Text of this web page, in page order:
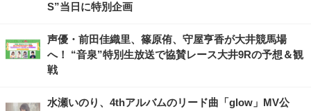
S”当日に特別企画
声優・前田佳織里、篠原侑、守屋亨香が大井競馬場
へ！ “音泉”特別生放送で協賛レース大井9Rの予想＆観
戦
水瀬いのり、4thアルバムのリード曲「glow」MV公